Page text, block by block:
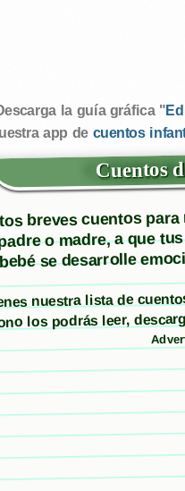
la guía gráfica "
app de cuentos
Cuentos
breves cuentos
o madre, a que
se desarrolle
nuestra lista de
los podrás leer,